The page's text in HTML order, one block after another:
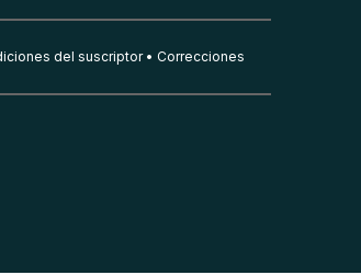
del suscriptor Correcciones